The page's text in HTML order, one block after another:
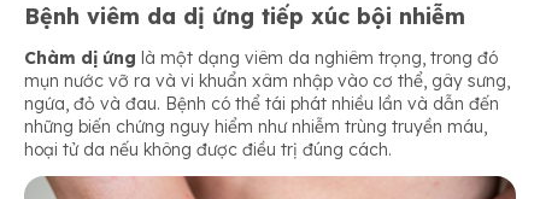
Bệnh viêm da dị ứng tiếp xúc bội nhiễm
Chàm dị ứng là một dạng viêm da nghiêm trọng, trong đó
mụn nước vỡ ra và vi khuẩn xâm nhập vào cơ thể, gây sưng,
ngứa, đỏ và đau. Bệnh có thể tái phát nhiều lần và dẫn đến
những biến chứng nguy hiểm như nhiễm trùng truyền máu,
hoại tử da nếu không được điều trị đúng cách.